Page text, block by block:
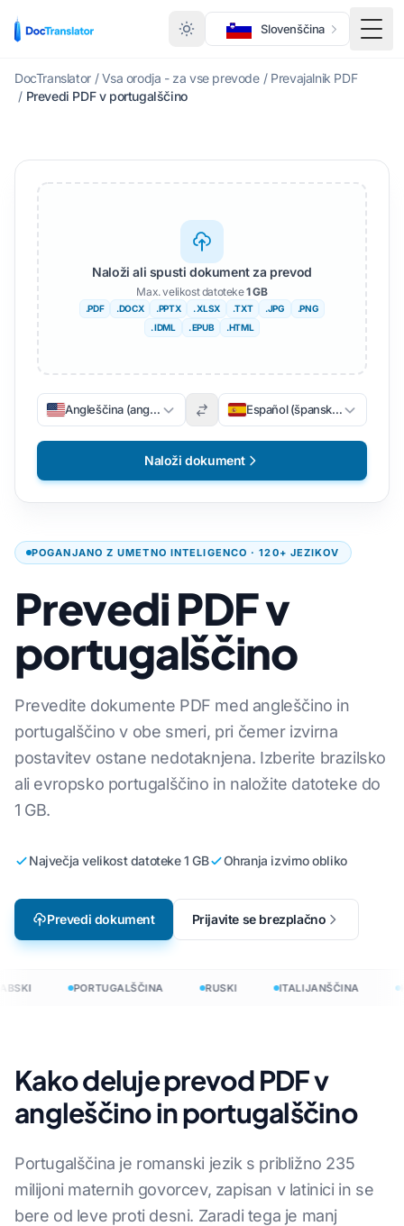
Slovenščina
DocTranslator / Vsa orodja - za vse prevode / Prevajalnik PDF
/ Prevedi PDF v portugalščino
POGANJANO Z UMETNO INTELIGENCO · 120+ JEZIKOV
Prevedi PDF v
portugalščino
Prevedite dokumente PDF med angleščino in
portugalščino v obe smeri, pri čemer izvirna
postavitev ostane nedotaknjena. Izberite brazilsko
ali evropsko portugalščino in naložite datoteke do
1 GB.
Največja velikost datoteke 1 GB Ohranja izvirno obliko
Prevedi dokument Prijavite se brezplačno
Naloži ali spusti dokument za prevod
Max. velikost datoteke1 GB
.PDF .DOCX .PPTX . XLSX .TXT .JPG
.PNG
. IDML
. EPUB .HTML
Angleščina (angleščina) Español (špansko)
Naloži dokument
PORTUGALŠČINA RUSKI ITALIJANŠČINA
Kako deluje prevod PDF v
angleščino in portugalščino
Portugalščina je romanski jezik s približno 235
milijoni maternih govorcev, zapisan v latinici in se
bere od leve proti desni. Zaradi tega je manj